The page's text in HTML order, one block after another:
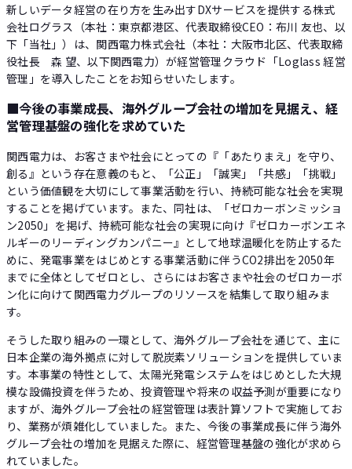
新しいデータ経営の在り方を生み出すDXサービスを提供する株式
会社ログラス（本社：東京都港区、代表取締役CEO：布川 友也、以
下「当社」）は、関西電力株式会社（本社：大阪市北区、代表取締
役社長 森 望、以下関西電力）が経営管理クラウド「Loglass 経営
管理」を導入したことをお知らせいたします。
■今後の事業成長、海外グループ会社の増加を見据え、経
営管理基盤の強化を求めていた
関西電力は、お客さまや社会にとっての『「あたりまえ」を守り、
創る』という存在意義のもと、「公正」「誠実」「共感」「挑戦」
という価値観を大切にして事業活動を行い、持続可能な社会を実現
することを掲げています。また、同社は、「ゼロカーボンミッショ
ン2050」を掲げ、持続可能な社会の実現に向け『ゼロカーボンエネ
ルギーのリーディングカンパニー』として地球温暖化を防止するた
めに、発電事業をはじめとする事業活動に伴うCO2排出を2050年
までに全体としてゼロとし、さらにはお客さまや社会のゼロカーボ
ン化に向けて関西電力グループのリソースを結集して取り組みま
す。
そうした取り組みの一環として、海外グループ会社を通じて、主に
日本企業の海外拠点に対して脱炭素ソリューションを提供していま
す。本事業の特性として、太陽光発電システムをはじめとした大規
模な設備投資を伴うため、投資管理や将来の収益予測が重要になり
ますが、海外グループ会社の経営管理は表計算ソフトで実施してお
り、業務が煩雑化していました。また、今後の事業成長に伴う海外
グループ会社の増加を見据えた際に、経営管理基盤の強化が求めら
れていました。